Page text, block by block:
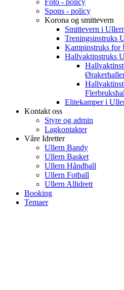
Foto - policy
Spons - policy
Korona og smittevern
Smittevern i
Treningsinstruks
Kampinstruks for
Hallvaktinstruks
Elitekamper i
Kontakt oss
Styre og admin
Lagkontakter
Våre Idretter
Ullern Bandy
Ullern Basket
Ullern Håndball
Ullern Fotball
Ullern Allidrett
Booking
Temaer